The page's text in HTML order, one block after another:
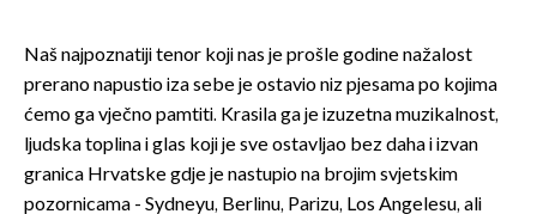
Naš najpoznatiji tenor koji nas je prošle godine nažalost
prerano napustio iza sebe je ostavio niz pjesama po kojima
ćemo ga vječno pamtiti. Krasila ga je izuzetna muzikalnost,
ljudska toplina i glas koji je sve ostavljao bez daha i izvan
granica Hrvatske gdje je nastupio na brojim svjetskim
pozornicama - Sydneyu, Berlinu, Parizu, Los Angelesu, ali